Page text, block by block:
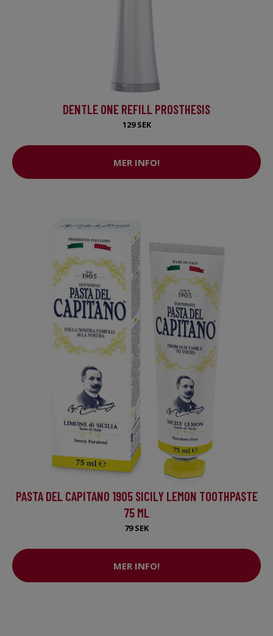
DENTLE ONE REFILL PROSTHESIS
129 SEK
MER INFO!
PASTA DEL CAPITANO 1905 SICILY LEMON TOOTHPASTE
75 ML
79 SEK
MER INFO!